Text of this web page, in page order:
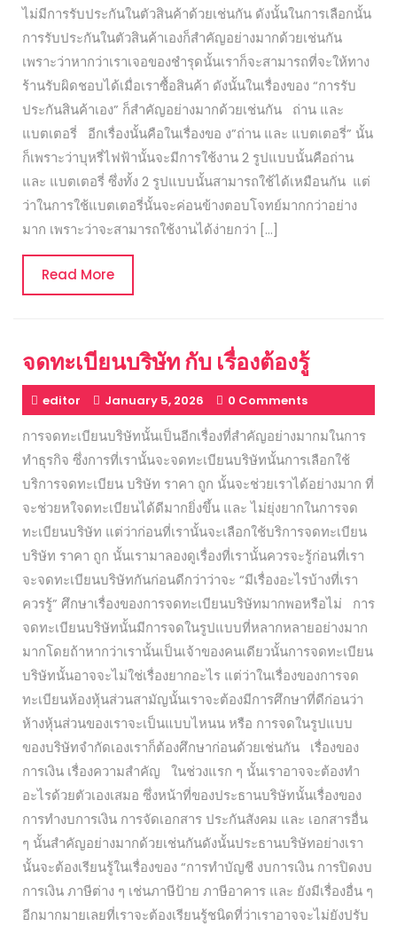
ไม่มีการรับประกันในตัวสินค้าด้วยเช่นกัน ดังนั้นในการเลือกนั้น
การรับประกันในตัวสินค้าเองก็สำคัญอย่างมากด้วยเช่นกัน
เพราะว่าหากว่าเราเจอของชำรุดนั้นเราก็จะสามารถที่จะให้ทาง
ร้านรับผิดชอบได้เมื่อเราซื้อสินค้า ดังนั้นในเรื่องของ “การรับ
ประกันสินค้าเอง” ก็สำคัญอย่างมากด้วยเช่นกัน ถ่าน และ
แบตเตอรี่ อีกเรื่องนั้นคือในเรื่องขอ ง”ถ่าน และ แบตเตอรี่” นั้น
ก็เพราะว่าบุหรี่ไฟฟ้านั้นจะมีการใช้งาน 2 รูปแบบนั้นคือถ่าน
และ แบตเตอรี่ ซึ่งทั้ง 2 รูปแบบนั้นสามารถใช้ได้เหมือนกัน แต่
ว่าในการใช้แบตเตอรี่นั้นจะค่อนข้างตอบโจทย์มากกว่าอย่าง
มาก เพราะว่าจะสามารถใช้งานได้ง่ายกว่า […]
Read MoreRead
More
จดทะเบียนบริษัท กับ เรื่องต้องรู้
editor January 5, 2026 0 Comments
การจดทะเบียนบริษัทนั้นเป็นอีกเรื่องที่สำคัญอย่างมากมในการ
ทำธุรกิจ ซึ่งการที่เรานั้นจะจดทะเบียนบริษัทนั้นการเลือกใช้
บริการจดทะเบียน บริษัท ราคา ถูก นั้นจะช่วยเราได้อย่างมาก ที่
จะช่วยหใจดทะเบียนได้ดีมากยิ่งขึ้น และ ไม่ยุ่งยากในการจด
ทะเบียนบริษัท แต่ว่าก่อนที่เรานั้นจะเลือกใช้บริการจดทะเบียน
บริษัท ราคา ถูก นั้นเรามาลองดูเรื่องที่เรานั้นควรจะรู้ก่อนที่เรา
จะจดทะเบียนบริษัทกันก่อนดีกว่าว่าจะ “มีเรื่องอะไรบ้างที่เรา
ควรรู้” ศึกษาเรื่องของการจดทะเบียนบริษัทมากพอหรือไม่ การ
จดทะเบียนบริษัทนั้นมีการจดในรูปแบบที่หลากหลายอย่างมาก
มากโดยถ้าหากว่าเรานั้นเป็นเจ้าของคนเดียวนั้นการจดทะเบียน
บริษัทนั้นอาจจะไม่ใช่เรื่องยากอะไร แต่ว่าในเรื่องของการจด
ทะเบียนห้องหุ้นส่วนสามัญนั้นเราจะต้องมีการศึกษาที่ดีก่อนว่า
ห้างหุ้นส่วนของเราจะเป็นแบบไหนน หรือ การจดในรูปแบบ
ของบริษัทจำกัดเองเราก็ต้องศึกษาก่อนด้วยเช่นกัน เรื่องของ
การเงิน เรื่องความสำคัญ ในช่วงแรก ๆ นั้นเราอาจจะต้องทำ
อะไรด้วยตัวเองเสมอ ซึ่งหน้าที่ของประธานบริษัทนั้นเรื่องของ
การทำงบการเงิน การจัดเอกสาร ประกันสังคม และ เอกสารอื่น
ๆ นั้นสำคัญอย่างมากด้วยเช่นกันดังนั้นประธานบริษัทอย่างเรา
นั้นจะต้องเรียนรู้ในเรื่องของ “การทำบัญชี งบการเงิน การปิดงบ
การเงิน ภาษีต่าง ๆ เช่นภาษีป้าย ภาษีอาคาร และ ยังมีเรื่องอื่น ๆ
อีกมากมายเลยที่เราจะต้องเรียนรู้ชนิดที่ว่าเราอาจจะไม่ยังปรับ